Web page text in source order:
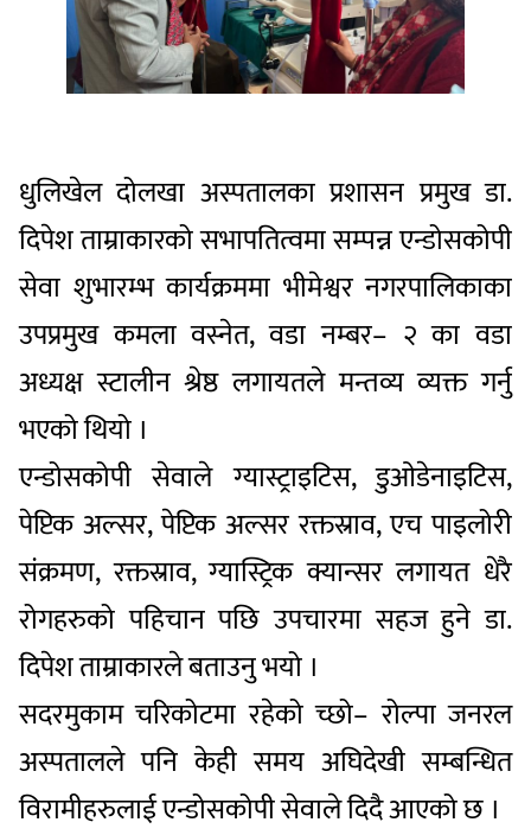
धुलिखेल दोलखा अस्पतालका प्रशासन प्रमुख डा.
दिपेश ताम्राकारको सभापतित्वमा सम्पन्न एन्डोसकोपी
सेवा शुभारम्भ कार्यक्रममा भीमेश्वर नगरपालिकाका
उपप्रमुख कमला वस्नेत, वडा नम्बर– २ का वडा
अध्यक्ष स्टालीन श्रेष्ठ लगायतले मन्तव्य व्यक्त गर्नु
भएको थियो ।
एन्डोसकोपी सेवाले ग्यास्ट्राइटिस, डुओडेनाइटिस,
पेप्टिक अल्सर, पेप्टिक अल्सर रक्तस्राव, एच पाइलोरी
संक्रमण, रक्तस्राव, ग्यास्ट्रिक क्यान्सर लगायत धेरै
रोगहरुको पहिचान पछि उपचारमा सहज हुने डा.
दिपेश ताम्राकारले बताउनु भयो ।
सदरमुकाम चरिकोटमा रहेको च्छो– रोल्पा जनरल
अस्पतालले पनि केही समय अघिदेखी सम्बन्धित
विरामीहरुलाई एन्डोसकोपी सेवाले दिदै आएको छ ।